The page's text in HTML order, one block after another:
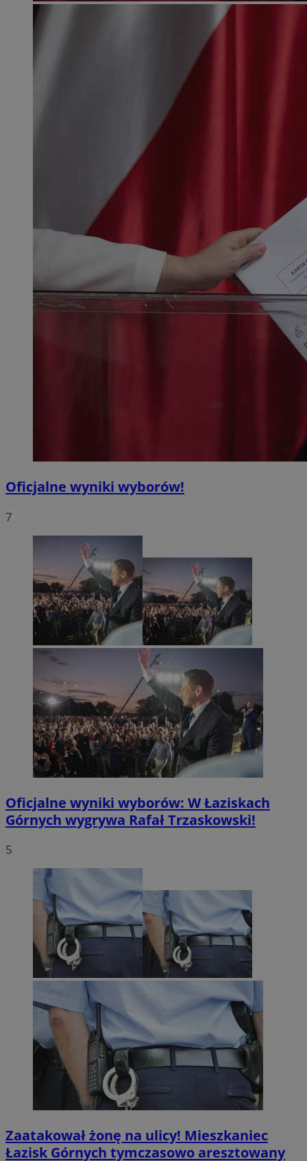
Oficjalne wyniki wyborów!
7
Oficjalne wyniki wyborów: W Łaziskach
Górnych wygrywa Rafał Trzaskowski!
5
Zaatakował żonę na ulicy! Mieszkaniec
Łazisk Górnych tymczasowo aresztowany